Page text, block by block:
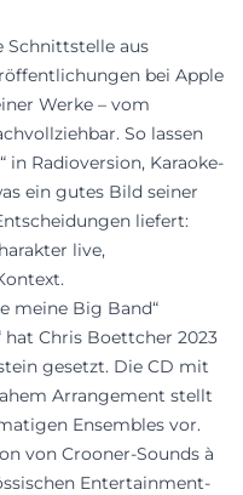
Schnittstelle aus
bei Apple
Werke – vom
So lassen
in Radioversion, Karaoke-
ein gutes Bild seiner
liefert:
live,
meine Big Band“
Chris Boettcher 2023
gesetzt. Die CD mit
Arrangement stellt
Ensembles vor.
von Crooner-Sounds à
Entertainment-